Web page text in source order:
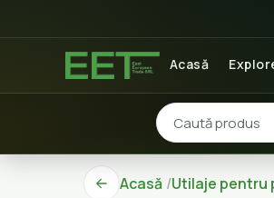
Acasă
Acasă Utilaje pentru